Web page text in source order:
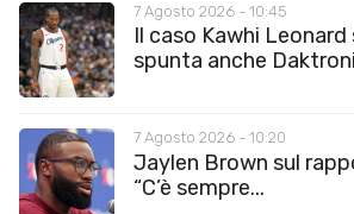
7 Agosto 2026 - 10:45
Il caso Kawhi Leonard
spunta anche
7 Agosto 2026 - 10:20
Jaylen Brown sul
“C’è sempre...